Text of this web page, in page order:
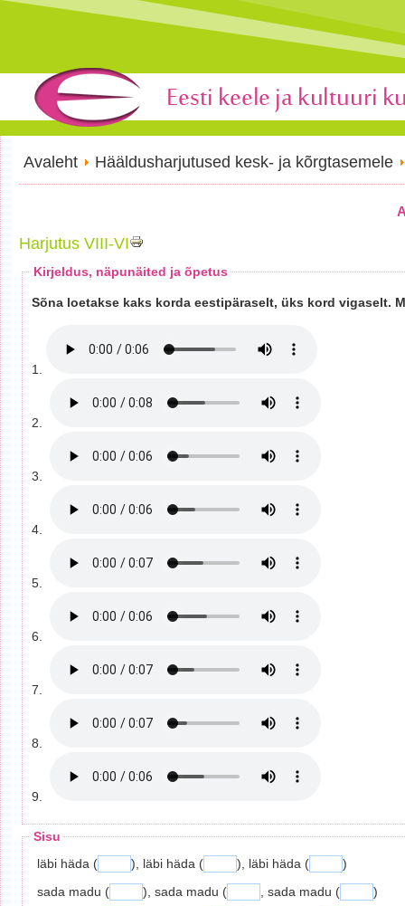
Avaleht Hääldusharjutused kesk- ja kõrgtasemele
Harjutus VIII-VI
Kirjeldus, näpunäited ja õpetus
Sõna loetakse kaks korda eestipäraselt, üks kord vigaselt.
1.
2.
3.
4.
5.
6.
7.
8.
9.
Sisu
läbi häda (
), läbi häda ( ), läbi häda (
)
sada madu (
), sada madu ( , sada madu (
)